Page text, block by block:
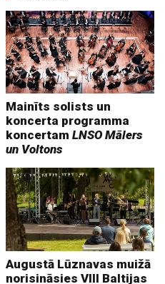
Mainīts solists un
koncerta programma
koncertamLNSO Mālers
un Voltons
Augustā Lūznavas muižā
norisināsies VIII Baltijas